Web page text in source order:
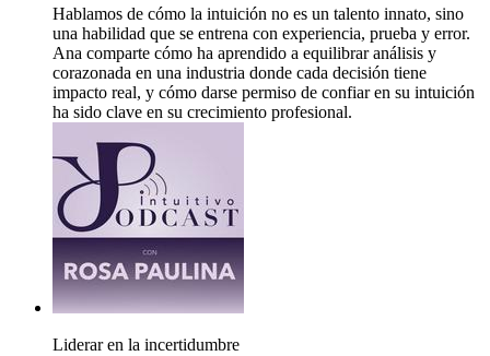
Hablamos de cómo la intuición no es un talento innato, sino
una habilidad que se entrena con experiencia, prueba y error.
Ana comparte cómo ha aprendido a equilibrar análisis y
corazonada en una industria donde cada decisión tiene
impacto real, y cómo darse permiso de confiar en su intuición
ha sido clave en su crecimiento profesional.
Liderar en la incertidumbre